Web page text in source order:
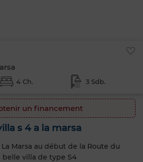
4 Ch. 3 Sdb.
un financement
s 4 a la marsa
Marsa au début de la Route du
belle villa de type S4